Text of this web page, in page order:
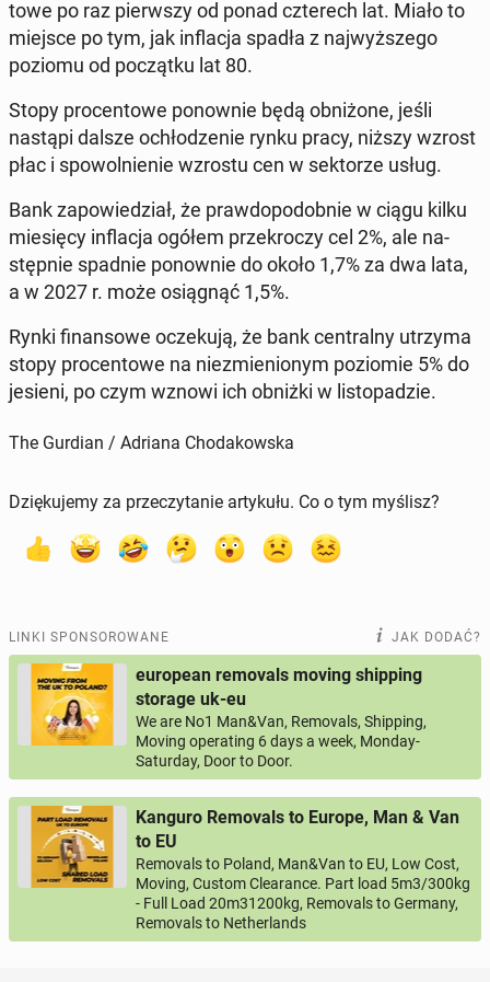
to­we po raz pierw­szy od ponad czte­rech lat. Miało to
miejsce po tym, jak in­fla­cja spadła z naj­wyż­sze­go
poziomu od po­cząt­ku lat 80.
Stopy pro­cen­to­we po­now­nie będą ob­ni­żo­ne, jeśli
nastąpi dalsze ochło­dze­nie rynku pracy, niższy wzrost
płac i spo­wol­nie­nie wzrostu cen w sek­to­rze usług.
Bank za­po­wie­dział, że praw­do­po­dob­nie w ciągu kilku
mie­się­cy in­fla­cja ogółem prze­kro­czy cel 2%, ale na­
stęp­nie spadnie po­now­nie do około 1,7% za dwa lata,
a w 2027 r. może osią­gnąć 1,5%.
Rynki fi­nan­so­we ocze­ku­ją, że bank cen­tral­ny utrzyma
stopy pro­cen­to­we na nie­zmie­nio­nym po­zio­mie 5% do
jesieni, po czym wznowi ich obniżki w li­sto­pa­dzie.
The Gurdian / Adriana Chodakowska
Dziękujemy za przeczytanie artykułu. Co o tym myślisz?
LINKI SPONSOROWANE JAK DODAĆ?
european removals moving shipping
storage uk-eu
We are No1 Man&Van, Removals, Shipping,
Moving operating 6 days a week, Monday-
Saturday, Door to Door.
Kanguro Removals to Europe, Man & Van
to EU
Removals to Poland, Man&Van to EU, Low Cost,
Moving, Custom Clearance. Part load 5m3/300kg
- Full Load 20m31200kg, Removals to Germany,
Removals to Netherlands